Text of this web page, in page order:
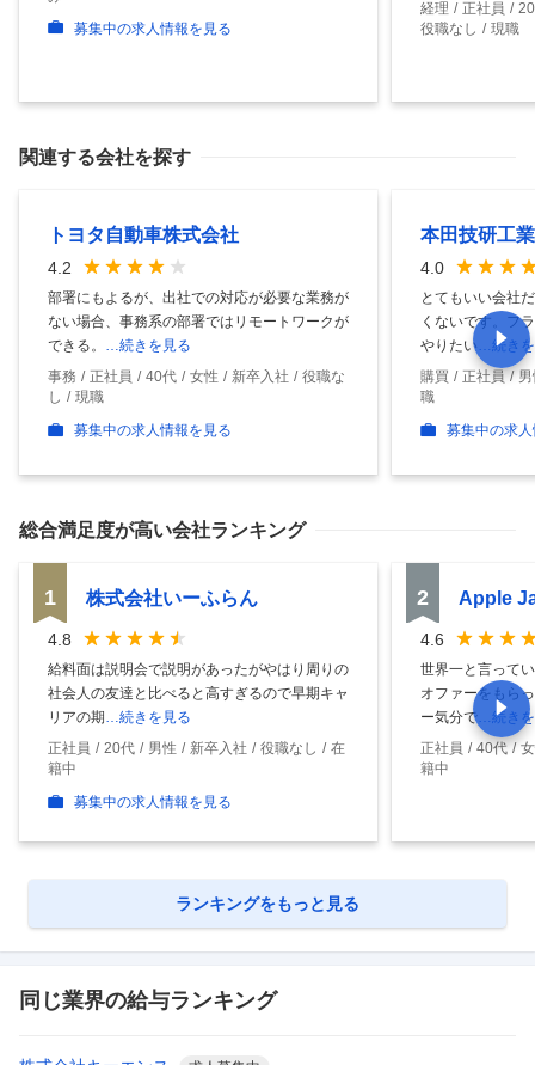
募集中の求人情報を見る
経理
正社員
役職なし
現職
関連する会社を探す
トヨタ自動車株式会社
4.2
部署にもよるが、出社での対応が必要な業務が
ない場合、事務系の部署ではリモートワークが
できる。
…続きを見る
事務
正社員 40代 女性 新卒入社
役職な
し
現職
募集中の求人情報を見る
本田技研工
4.0
とてもいい会社
くないです。フ
やりたい …続き
購買
正社員
職
募集中の求
総合満足度が高い会社ランキング
1 株式会社いーふらん
4.8
給料面は説明会で説明があったがやはり周りの
社会人の友達と比べると高すぎるので早期キャ
リアの期…続きを見る
正社員
20代 男性 新卒入社 役職なし
在
籍中
募集中の求人情報を見る
2 Apple
4.6
世界一と言って
オファーをもら
ー気分で…続き
正社員
40代
籍中
ランキングをもっと見る
同じ業界の給与ランキング